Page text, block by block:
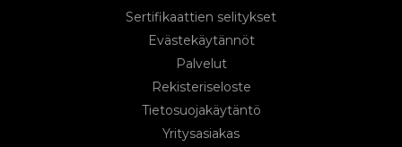
Sertifikaattien selitykset
Evästekäytännöt
Palvelut
Rekisteriseloste
Tietosuojakäytäntö
Yritysasiakas